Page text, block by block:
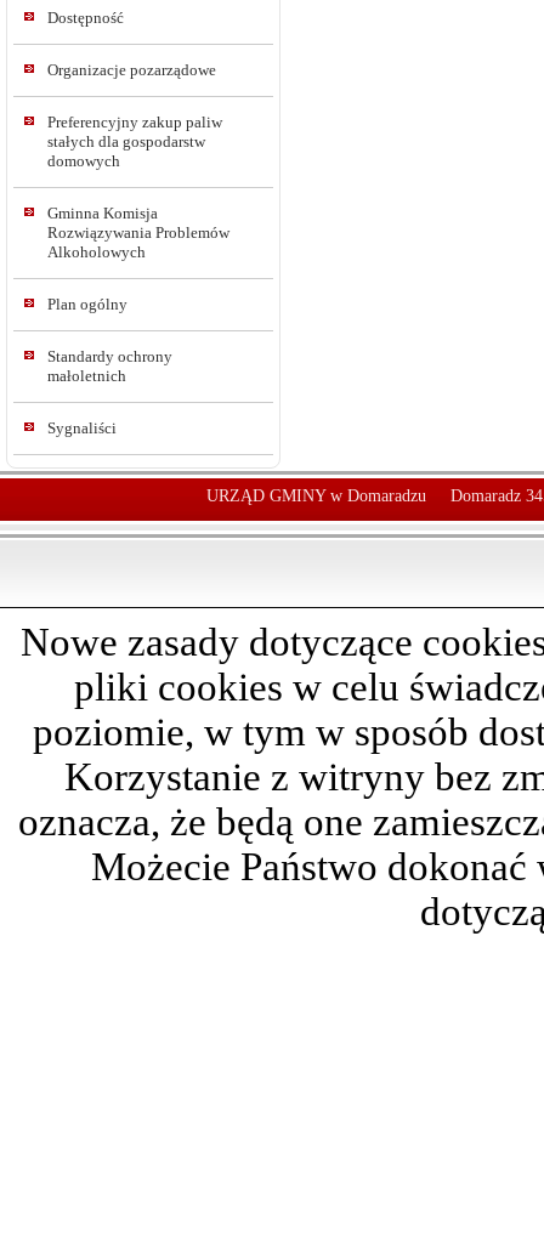
Dostępność
Organizacje pozarządowe
Preferencyjny zakup paliw
stałych dla gospodarstw
domowych
Gminna Komisja
Rozwiązywania Problemów
Alkoholowych
Plan ogólny
Standardy ochrony
małoletnich
Sygnaliści
URZĄD GMINY w Domaradzu Domaradz
Nowe zasady dotyczące
pliki cookies w celu
poziomie, w tym w sposób
Korzystanie z witryny bez
oznacza, że będą one
Możecie Państwo